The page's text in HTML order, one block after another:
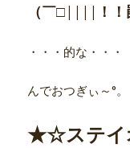
（￣□||||！
・・・的な・・・
んでおつぎぃ～°
★☆ステイ